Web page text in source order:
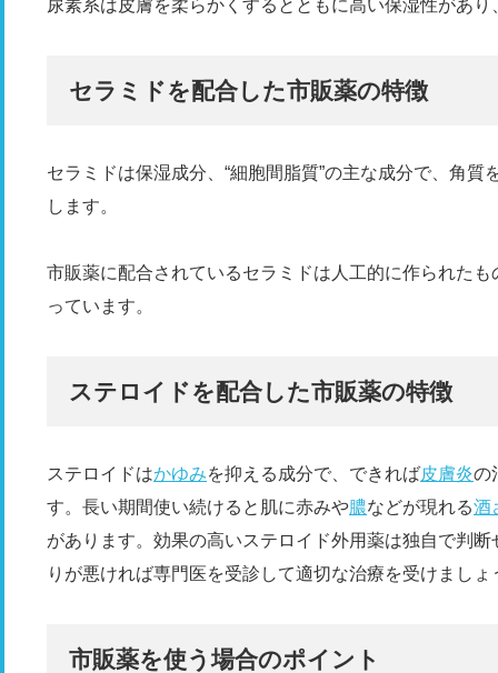
尿素系は皮膚を柔らかくするとともに高い保湿性があ
セラミドを配合した市販薬の特徴
セラミドは保湿成分、“細胞間脂質”の主な成分で、角
します。
市販薬に配合されているセラミドは人工的に作られた
っています。
ステロイドを配合した市販薬の特徴
ステロイドはかゆみを抑える成分で、できれば皮膚炎の
す。長い期間使い続けると肌に赤みや膿などが現れる酒
があります。効果の高いステロイド外用薬は独自で判
りが悪ければ専門医を受診して適切な治療を受けましょ
市販薬を使う場合のポイント